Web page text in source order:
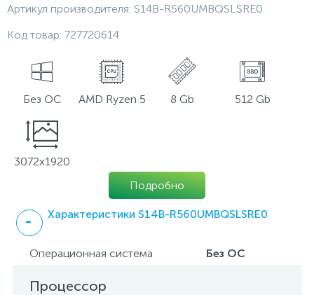
Артикул производителя: S14B-R560UMBQSLSRE0
Код товар: 727720614
Без ОС AMD Ryzen 5 8 Gb 512 Gb
3072x1920
Подробно
Характеристики S14B-R560UMBQSLSRE0
Операционная система Без ОС
Процессор